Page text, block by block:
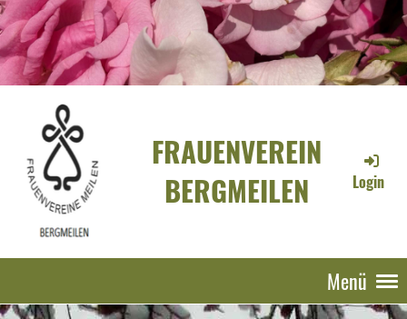
FRAUENVEREIN
BERGMEILEN
Login
Menü